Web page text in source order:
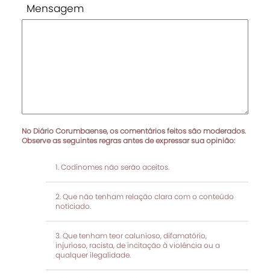
Mensagem
No Diário Corumbaense, os comentários feitos são moderados.
Observe as seguintes regras antes de expressar sua opinião:
Codinomes não serão aceitos.
Que não tenham relação clara com o conteúdo
noticiado.
Que tenham teor calunioso, difamatório,
injurioso, racista, de incitação à violência ou a
qualquer ilegalidade.